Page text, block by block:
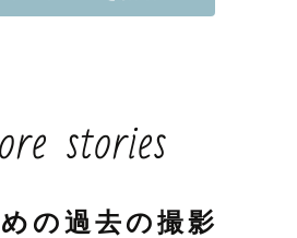
⛄
リーフォトもお任せください！
stories
の過去の撮影